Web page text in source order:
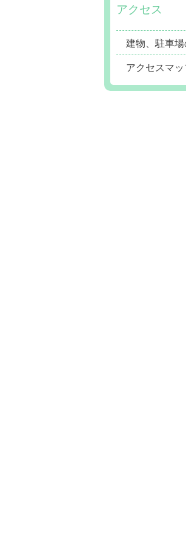
アクセス
建物、駐車
アクセスマ